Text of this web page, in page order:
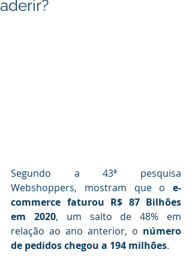
aderir?
Segundo a 43ª pesquisa
Webshoppers, mostram que o e-
commerce faturou R$ 87 Bilhões
em 2020, um salto de 48% em
relação ao ano anterior, o número
de pedidos chegou a 194 milhões.